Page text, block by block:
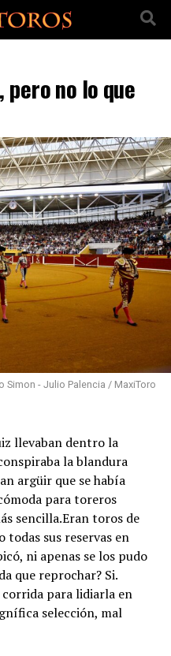
pero no lo que
Simon - Julio Palencia / MaxiToro
llevaban dentro la
la blandura
argüir que se había
para toreros
sencilla.Eran toros de
sus reservas en
ni apenas se los pudo
que reprochar? Si.
corrida para lidiarla en
selección, mal